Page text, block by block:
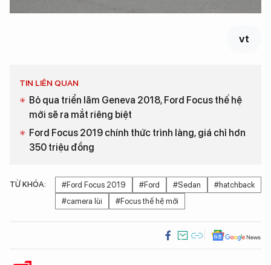
vt
TIN LIÊN QUAN
Bỏ qua triển lãm Geneva 2018, Ford Focus thế hệ
mới sẽ ra mắt riêng biệt
Ford Focus 2019 chính thức trình làng, giá chỉ hơn
350 triệu đồng
TỪ KHÓA: #Ford Focus 2019 #Ford #Sedan
#hatchback
#camera lùi
#Focus thế hệ mới